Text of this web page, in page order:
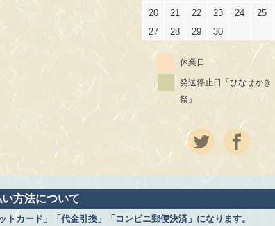
20
21 22 23 24 25
27
28 29 30
休業日
発送停止日「ひなせかき
祭」
方法について
トカード」「代金引換」「コンビニ郵便決済」になります。